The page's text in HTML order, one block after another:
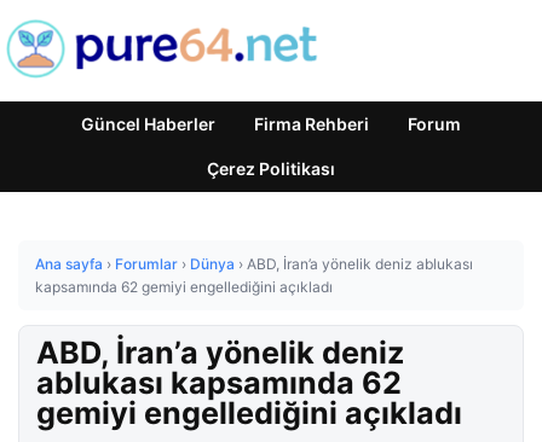
Güncel Haberler Firma Rehberi Forum
Çerez Politikası
Ana sayfa › Forumlar › Dünya › ABD, İran’a yönelik deniz ablukası
kapsamında 62 gemiyi engellediğini açıkladı
ABD, İran’a yönelik deniz
ablukası kapsamında 62
gemiyi engellediğini açıkladı